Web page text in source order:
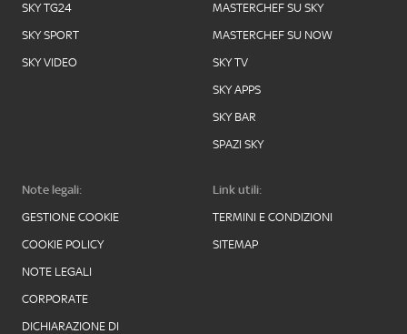
SKY TG24
SKY SPORT
SKY VIDEO
MASTERCHEF SU SKY
MASTERCHEF SU NOW
SKY TV
SKY APPS
SKY BAR
SPAZI SKY
Note legali:
GESTIONE COOKIE
COOKIE POLICY
NOTE LEGALI
CORPORATE
DICHIARAZIONE DI
Link utili:
TERMINI E CONDIZIONI
SITEMAP